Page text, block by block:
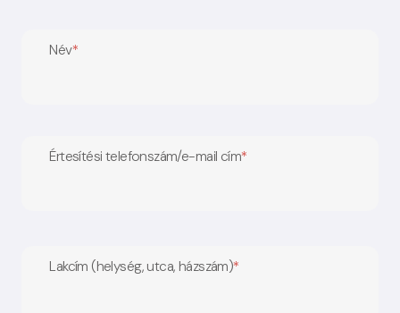
Név*
Értesítési telefonszám/e-mail cím*
Lakcím (helység, utca, házszám)*